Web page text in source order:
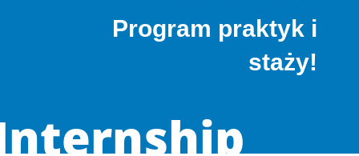
Program praktyk i
staży!